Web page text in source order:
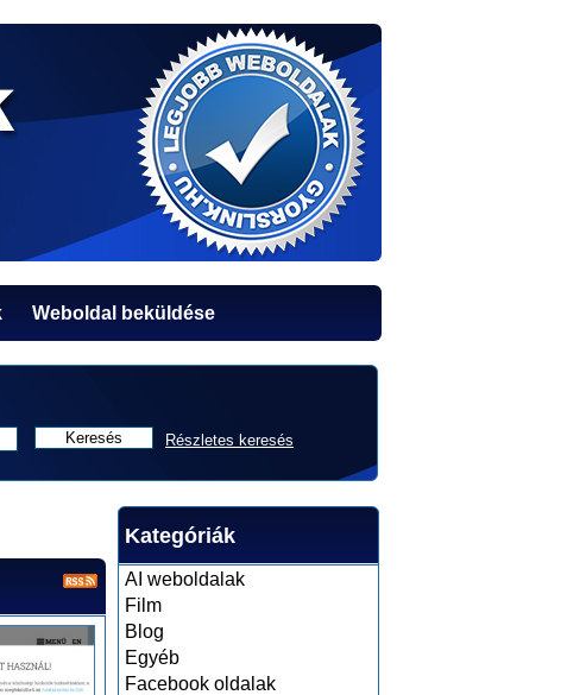
Weboldal beküldése
Részletes keresés
Kategóriák
AI weboldalak
Film
Blog
Egyéb
Facebook oldalak